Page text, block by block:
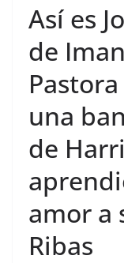
​Así es
de
una
de
amor a
Ribas